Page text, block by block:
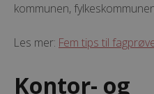
kommunen,
Les mer: Fem tips til
Kontor- og